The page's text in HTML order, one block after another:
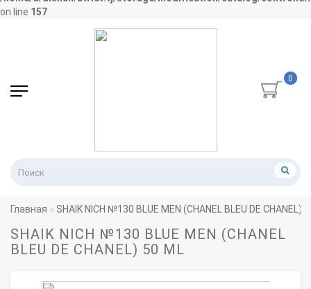
on line 157
0
Главная SHAIK NICH №130 BLUE MEN (CHANEL BLEU DE CHANEL)
SHAIK NICH №130 BLUE MEN (CHANEL
BLEU DE CHANEL) 50 ML